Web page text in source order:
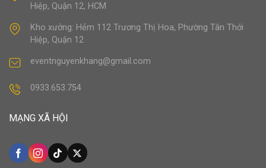
Hiệp, Quận 12, HCM
Kho xưởng: Hẻm 112 Trương Thị Hoa, Phường Tân Thới
Hiệp, Quận 12
eventnguyenkhang@gmail.com
0933.653.754
MẠNG XÃ HỘI